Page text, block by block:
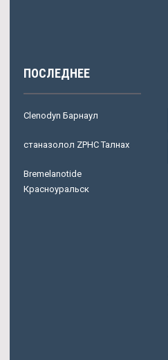
ПОСЛЕДНЕЕ
Clenodyn Барнаул
станазолол ZPHC Талнах
Bremelanotide
Красноуральск